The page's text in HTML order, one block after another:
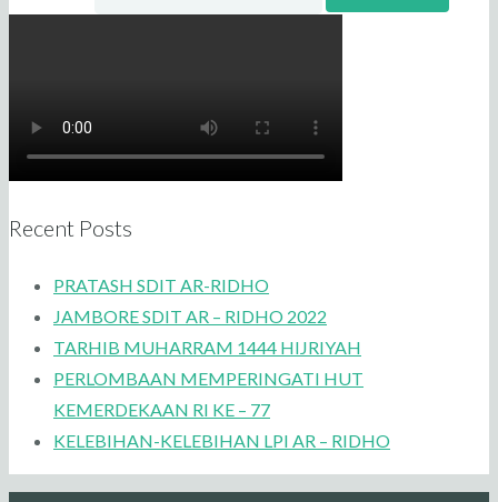
Recent Posts
PRATASH SDIT AR-RIDHO
JAMBORE SDIT AR – RIDHO 2022
TARHIB MUHARRAM 1444 HIJRIYAH
PERLOMBAAN MEMPERINGATI HUT
KEMERDEKAAN RI KE – 77
KELEBIHAN-KELEBIHAN LPI AR – RIDHO